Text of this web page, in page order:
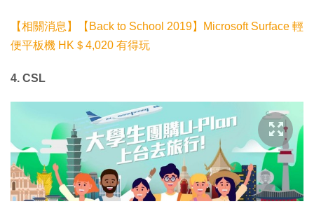
【相關消息】【Back to School 2019】Microsoft Surface 輕
便平板機 HK＄4,020 有得玩
4. CSL